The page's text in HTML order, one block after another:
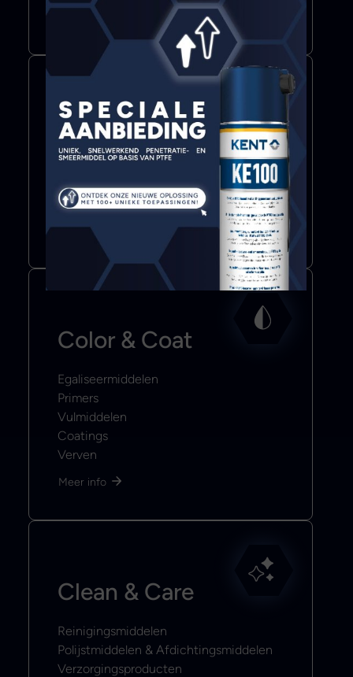
Meer info
Bond & Seal
Lijmen
Afdichtingsmiddelen
Tapes
Meer info
Color & Coat
Egaliseermiddelen
Primers
Vulmiddelen
Coatings
Verven
Meer info
Clean & Care
Reinigingsmiddelen
Polijstmiddelen & Afdichtingsmiddelen
Verzorgingsproducten